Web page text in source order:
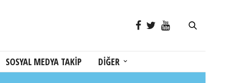
SOSYAL MEDYA TAKİP DİĞER